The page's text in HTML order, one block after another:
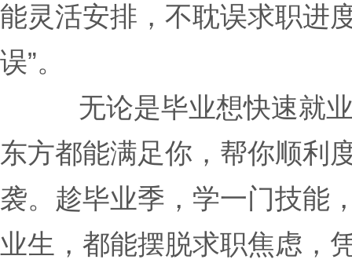
能灵活安排，不耽误求职进
误”。
无论是毕业想快速就
东方都能满足你，帮你顺利
袭。趁毕业季，学一门技能
业生，都能摆脱求职焦虑，